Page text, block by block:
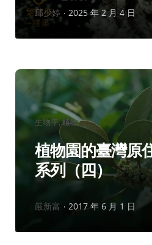
作
者：
邱少婷 2025 年 2 月 4 日
分
類：
生物學 植物
植物園的臺灣原
系列（四）
作
嚴新富 2017 年 6 月 1 日